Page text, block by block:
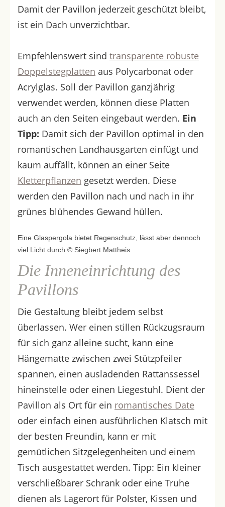
Damit der Pavillon jederzeit geschützt bleibt,
ist ein Dach unverzichtbar.
Empfehlenswert sind transparente robuste
Doppelstegplatten aus Polycarbonat oder
Acrylglas. Soll der Pavillon ganzjährig
verwendet werden, können diese Platten
auch an den Seiten eingebaut werden. Ein
Tipp: Damit sich der Pavillon optimal in den
romantischen Landhausgarten einfügt und
kaum auffällt, können an einer Seite
Kletterpflanzen gesetzt werden. Diese
werden den Pavillon nach und nach in ihr
grünes blühendes Gewand hüllen.
Eine Glaspergola bietet Regenschutz, lässt aber dennoch
viel Licht durch © Siegbert Mattheis
Die Inneneinrichtung des
Pavillons
Die Gestaltung bleibt jedem selbst
überlassen. Wer einen stillen Rückzugsraum
für sich ganz alleine sucht, kann eine
Hängematte zwischen zwei Stützpfeiler
spannen, einen ausladenden Rattanssessel
hineinstelle oder einen Liegestuhl. Dient der
Pavillon als Ort für ein romantisches Date
oder einfach einen ausführlichen Klatsch mit
der besten Freundin, kann er mit
gemütlichen Sitzgelegenheiten und einem
Tisch ausgestattet werden. Tipp: Ein kleiner
verschließbarer Schrank oder eine Truhe
dienen als Lagerort für Polster, Kissen und